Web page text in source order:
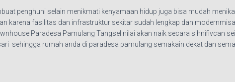
penghuni selain menikmati kenyamaan hidup juga bisa mudah
karena fasilitas dan infrastruktur sekitar sudah lengkap dan
Paradesa Pamulang Tangsel nilai akan naik secara sihnifivcan
sehingga rumah anda di paradesa pamulang semakain dekat dan